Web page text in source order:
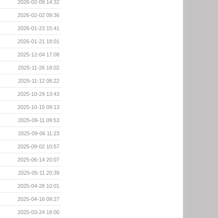
2026-02-09 14:32
2026-02-02 09:36
2026-01-23 15:41
2026-01-21 18:01
2025-12-04 17:08
2025-11-26 18:02
2025-11-12 08:22
2025-10-29 13:43
2025-10-15 09:13
2025-09-11 09:53
2025-09-06 11:23
2025-09-02 10:57
2025-06-14 20:07
2025-05-11 20:39
2025-04-28 10:01
2025-04-16 09:27
2025-03-24 18:00